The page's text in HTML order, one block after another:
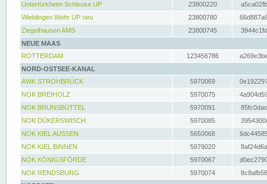
Untertürkheim Schleuse UP
23800220
Wieblingen Wehr UP neu
23800780
Ziegelhausen AMS
23800745
NEUE MAAS
ROTTERDAM
123456786
NORD-OSTSEE-KANAL
AWK STROHBRÜCK
5970069
NOK BREIHOLZ
5970075
NOK BRUNSBÜTTEL
5970091
NOK DÜKERSWISCH
5970085
NOK KIEL AUSSEN
5650068
NOK KIEL BINNEN
5979020
NOK KÖNIGSFÖRDE
5970067
NOK RENDSBURG
5970074